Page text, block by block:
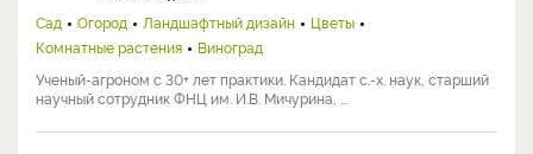
Сад Огород Ландшафтный дизайн
Цветы
Комнатные растения
Виноград
Ученый-агроном с 30+ лет практики. Кандидат с.-х. наук, старший
научный сотрудник ФНЦ им. И.В. Мичурина, ...